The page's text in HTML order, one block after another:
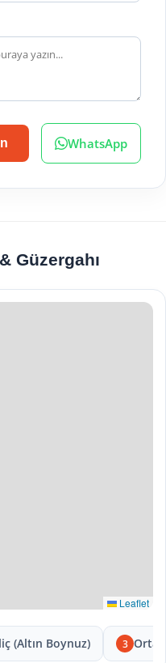
WhatsApp
Güzergahı
Leaflet
(Altın Boynuz) 3